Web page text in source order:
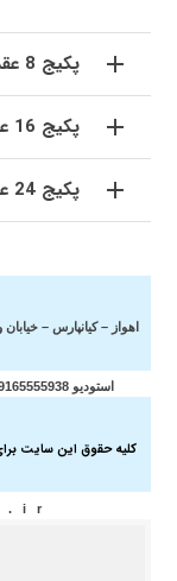
پکیج 8 عقدی
پکیج 16 عقدی
پکیج 24 عقدی VIP
اهواز – کیانپارس – خیابان وهابی – نبش 10 کیان اباد –
استودیو 09165555938 – استودیو 09306030343 –
کلیه حقوق این سایت
. i r